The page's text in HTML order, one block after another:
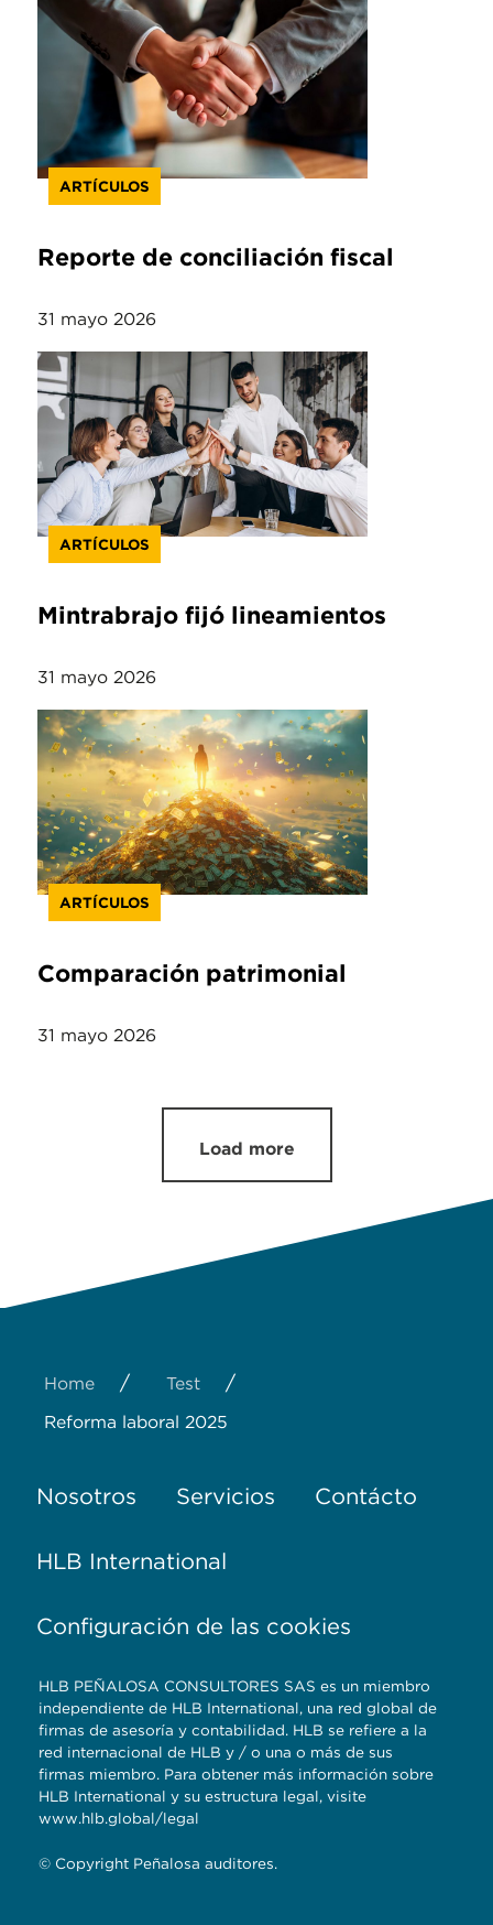
ARTÍCULOS
Reporte de conciliación fiscal
31 mayo 2026
ARTÍCULOS
Mintrabrajo fijó lineamientos
31 mayo 2026
ARTÍCULOS
Comparación patrimonial
31 mayo 2026
Load more
Home / Test /
Reforma laboral 2025
Nosotros Servicios Contácto
HLB International
Configuración de las cookies
HLB PEÑALOSA CONSULTORES SAS es un miembro
independiente de HLB International, una red global de
firmas de asesoría y contabilidad. HLB se refiere a la
red internacional de HLB y / o una o más de sus
firmas miembro. Para obtener más información sobre
HLB International y su estructura legal, visite
www.hlb.global/legal
© Copyright Peñalosa auditores.